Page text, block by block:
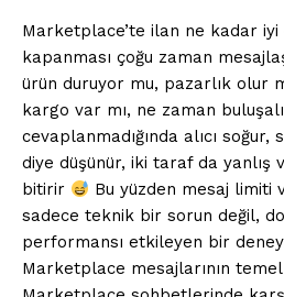
Marketplace’te ilan ne kadar iyi
kapanması çoğu zaman
ürün duruyor mu, pazarlık olur
kargo var mı, ne zaman
cevaplanmadığında alıcı soğur,
diye düşünür, iki taraf da yanlış
bitirir
Bu yüzden mesaj limiti
sadece teknik bir sorun değil,
performansı etkileyen bir
Marketplace mesajlarının temel